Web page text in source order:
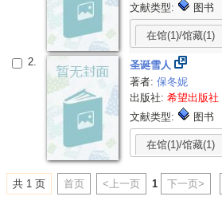
文献类型:
图书
在馆(1)/馆藏(1)
2.
圣诞雪人
著者:保冬妮
出版社:希望出版社
文献类型:
图书
在馆(1)/馆藏(1)
共 1 页 首页 <上一页 1 下一页>